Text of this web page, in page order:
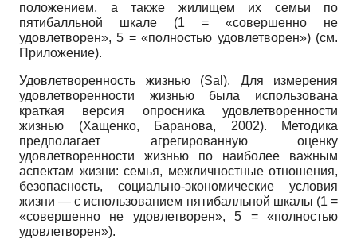
положением, а также жилищем их семьи по
пятибалльной шкале (1 = «совершенно не
удовлетворен», 5 = «полностью удовлетворен») (см.
Приложение).
Удовлетворенность жизнью (Sal). Для измерения
удовлетворенности жизнью была использована
краткая версия опросника удовлетворенности
жизнью (Хащенко, Баранова, 2002). Методика
предполагает агрегированную оценку
удовлетворенности жизнью по наиболее важным
аспектам жизни: семья, межличностные отношения,
безопасность, социально-экономические условия
жизни — с использованием пятибалльной шкалы (1 =
«совершенно не удовлетворен», 5 = «полностью
удовлетворен»).